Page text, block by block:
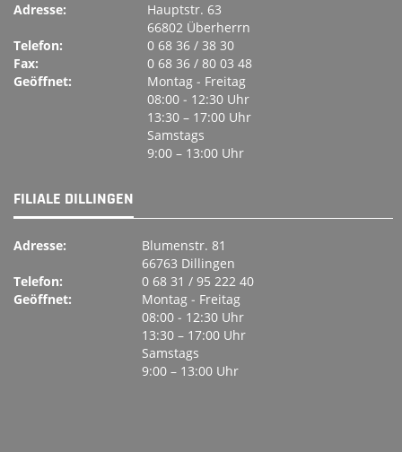
Adresse:
Hauptstr. 63
66802 Überherrn
Telefon:
0 68 36 / 38 30
Fax:
0 68 36 / 80 03 48
Geöffnet:
Montag ‐ Freitag
08:00 ‐ 12:30 Uhr
13:30 – 17:00 Uhr
Samstags
9:00 – 13:00 Uhr
FILIALE DILLINGEN
Adresse:
Blumenstr. 81
66763 Dillingen
Telefon:
0 68 31 / 95 222 40
Geöffnet:
Montag ‐ Freitag
08:00 ‐ 12:30 Uhr
13:30 – 17:00 Uhr
Samstags
9:00 – 13:00 Uhr